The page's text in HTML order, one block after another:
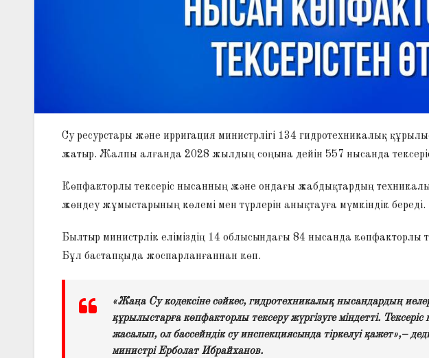
Су ресурстары және ирригация министрлігі 134 гидротехникалық
жатыр. Жалпы алғанда 2028 жылдың соңына дейін 557 нысанда тексеріс
Көпфакторлы тексеріс нысанның және ондағы жабдықтардың
жөндеу жұмыстарының көлемі мен түрлерін анықтауға мүмкіндік береді.
Былтыр министрлік еліміздің 14 облысындағы 84 нысанда көпфакторлы
Бұл бастапқыда жоспарланғаннан көп.
«Жаңа Су кодексіне сәйкес, гидротехникалық нысандардың
құрылыстарға көпфакторлы тексеру жүргізуге міндетті. Тексеріс
жасалып, ол бассейндік су инспекциясында тіркелуі қажет»,–
министрі Ерболат Ибрайханов.